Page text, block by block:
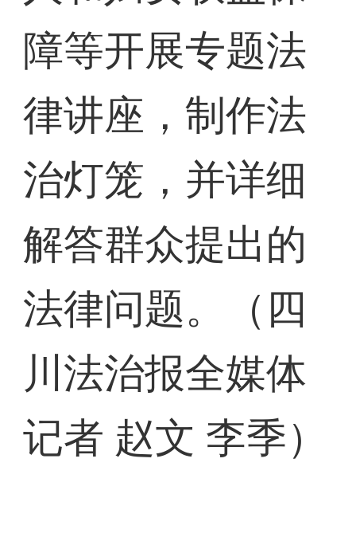
障等开展专题法
律讲座，制作法
治灯笼，并详细
解答群众提出的
法律问题。（四
川法治报全媒体
记者 赵文 李季）